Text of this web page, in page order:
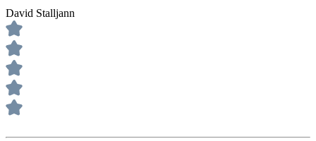
David Stalljann